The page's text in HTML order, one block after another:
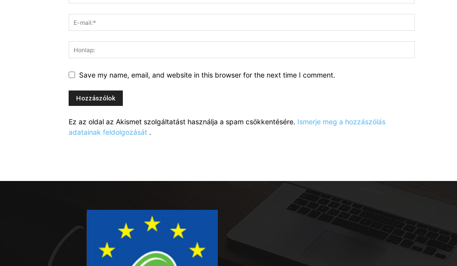
Save my name, email, and website in this browser for the next time I comment.
Ez az oldal az Akismet szolgáltatást használja a spam csökkentésére. Ismerje meg a hozzászólás
adatainak feldolgozását .